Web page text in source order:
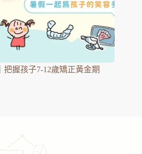
握孩子7-12歲矯正黃金期